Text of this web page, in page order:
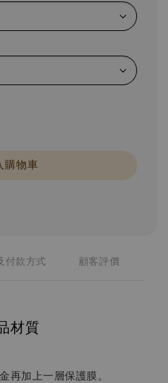
購物車
付款方式 顧客評價
材質
再加上一層保護膜。